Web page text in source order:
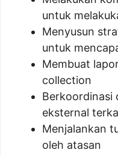
untuk
Menyusun
untuk
Membuat
collection
Berkoordinasi
eksternal
Menjalankan
oleh atasan